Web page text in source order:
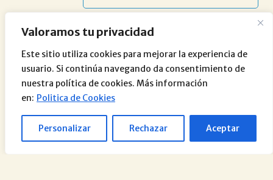
Valoramos tu privacidad
Este sitio utiliza cookies para mejorar la experiencia de
usuario. Si continúa navegando da consentimiento de
nuestra política de cookies. Más información
en: Politica de Cookies
Personalizar Rechazar Aceptar